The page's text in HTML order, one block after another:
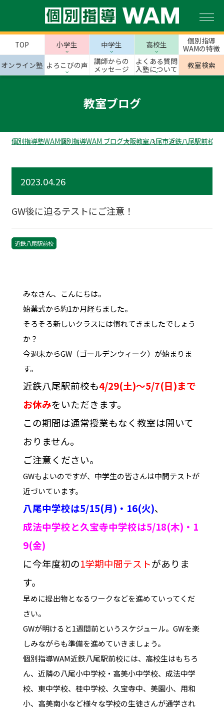
TOP 小学生 中学生 高校生
個別指導
WAMの特徴
オンライン塾 よろこびの声
講師からの
メッセージ
よくある質問
入塾について
教室検索
教室ブログ
個別指導塾WAM個別指導WAM ブログ大阪教室八尾市近鉄八尾駅前校の
2023.04.26
GW後に迫るテストにご注意！
近鉄八尾駅前校
みなさん、こんにちは。
始業式から約1か月経ちました。
そろそろ新しいクラスには慣れてきましたでしょう
か？
今週末からGW（ゴールデンウィーク）が始まりま
す。
近鉄八尾駅前校も4/29(土)～5/7(日)まで
お休みをいただきます。
この期間は通常授業もなく教室は開いて
おりません。
ご注意ください。
GWもよいのですが、中学生の皆さんは中間テストが
近づいています。
八尾中学校は5/15(月)・16(火)、
成法中学校と久宝寺中学校は5/18(木)・1
9(金)
に今年度初の1学期中間テストがありま
す。
早めに提出物となるワークなどを進めていってくだ
さい。
GWが明けると1週間前というスケジュール。GWを楽
しみながらも準備を進めていきましょう。
個別指導WAM近鉄八尾駅前校には、高校生はもちろ
ん、近隣の八尾小中学校・高美小中学校、成法中学
校、東中学校、桂中学校、久宝寺中、美園小、用和
小、高美南小など様々な学校の生徒さんが通学され